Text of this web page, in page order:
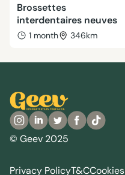
Brossettes
interdentaires neuves
1 month 346km
© Geev 2025
Privacy PolicyT&CCookies